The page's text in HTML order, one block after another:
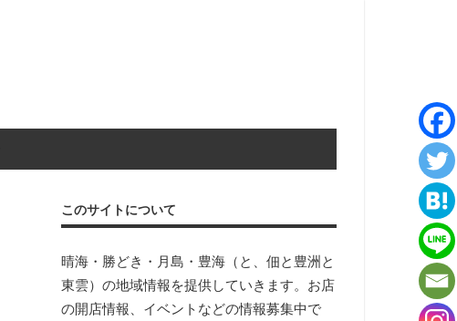
このサイトについて
晴海・勝どき・月島・豊海（と、佃と豊洲と
東雲）の地域情報を提供していきます。お店
の開店情報、イベントなどの情報募集中で